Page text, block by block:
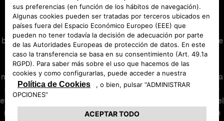
Sistema de amortización francés.Precio al contado:
29.259,99€. El producto Easy Credit Eléctrico es una
operación de financiación que se ha configurado para
beneficiar al cliente en previsión de la eventual obtención de
la ayuda PLAN AUTO+ que se podrá desencadenar como
consecuencia de la adquisición del vehículo objeto de la
misma. Consecuencia de lo anterior, se ha hecho coincidir la
cuota número 12 de la operación con el importe con el que
eventualmente podrá ser beneficiario el cliente, minorando el
resto de cuotas. El cliente será responsable de cumplir con